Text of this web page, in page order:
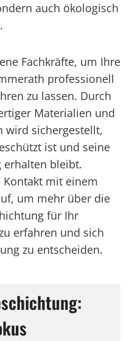
auch ökologisch
Fachkräfte, um Ihre
professionell
zu lassen. Durch
Materialien und
wird sichergestellt,
ist und seine
erhalten bleibt.
Kontakt mit einem
um mehr über die
für Ihr
erfahren und sich
zu entscheiden.